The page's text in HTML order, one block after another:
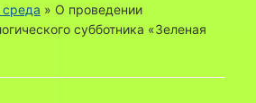
среда » О проведении
субботника «Зеленая